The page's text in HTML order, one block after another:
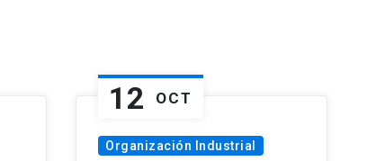
12 OCT
Organización Industrial